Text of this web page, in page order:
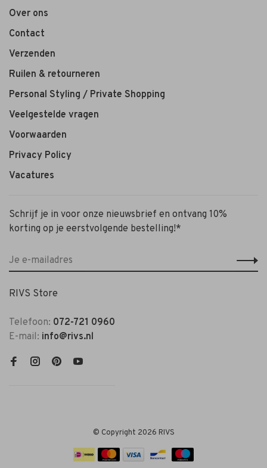
Over ons
Contact
Verzenden
Ruilen & retourneren
Personal Styling / Private Shopping
Veelgestelde vragen
Voorwaarden
Privacy Policy
Vacatures
Schrijf je in voor onze nieuwsbrief en ontvang 10%
korting op je eerstvolgende bestelling!*
RIVS Store
Telefoon: 072-721 0960
E-mail: info@rivs.nl
© Copyright 2026 RIVS